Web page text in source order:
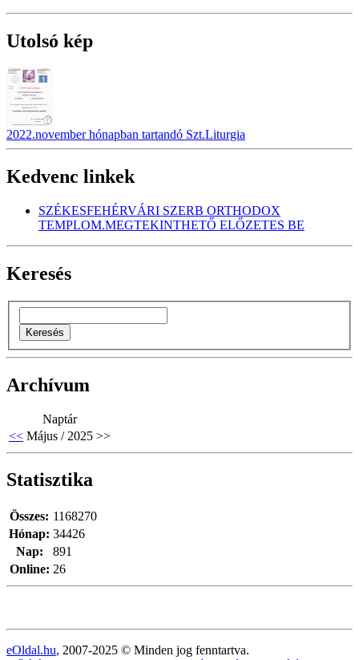
Utolsó kép
2022.november hónapban tartandó Szt.Liturgia
Kedvenc linkek
SZÉKESFEHÉRVÁRI SZERB ORTHODOX
TEMPLOM.MEGTEKINTHETŐ ELŐZETES BE
Keresés
Archívum
Naptár
<< Május / 2025 >>
Statisztika
Online: 26
Összes: 1168270
Hónap: 34426
Nap:
891
eOldal.hu, 2007-2025 © Minden jog fenntartva.